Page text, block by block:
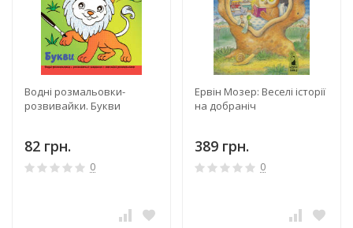
Водні розмальовки-
розвивайки. Букви
82 грн.
0
Ервін Мозер: Веселі історії
на добраніч
389 грн.
0